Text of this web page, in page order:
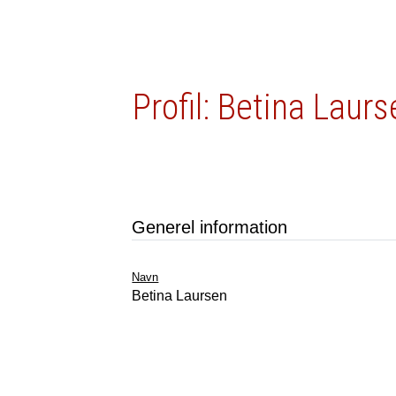
Profil: Betina
Generel information
Navn
Betina Laursen